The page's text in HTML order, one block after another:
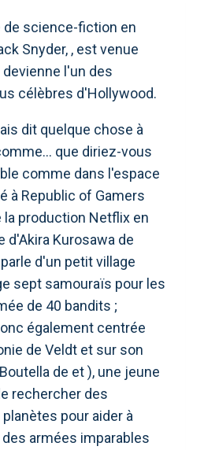
de science-fiction en
Snyder, , est venue
l'un des
célèbres d'Hollywood.
dit quelque chose à
que diriez-vous
comme dans l'espace
à Republic of Gamers
la production Netflix en
d'Akira Kurosawa de
d'un petit village
sept samouraïs pour les
de 40 bandits ;
également centrée
de Veldt et sur son
de et ), une jeune
rechercher des
pour aider à
armées imparables